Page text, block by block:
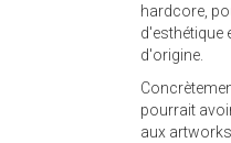
hardcore,
d'esthétique
d'origine.
pourrait
aux